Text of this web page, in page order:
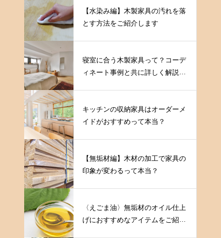
【水染み編】木製家具の汚れを落
とす方法をご紹介します
寝室に合う木製家具って？コーデ
ィネート事例と共に詳しく解説し
キッチンの収納家具はオーダーメ
イドがおすすめって本当？
【無垢材編】木材の加工で家具の
印象が変わるって本当？
〈えごま油〉無垢材のオイル仕上
げにおすすめなアイテムをご紹介